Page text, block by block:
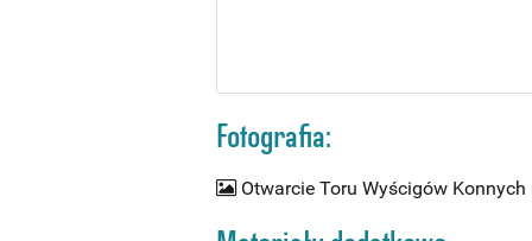
Fotografia:
Otwarcie Toru Wyścigów Konnych